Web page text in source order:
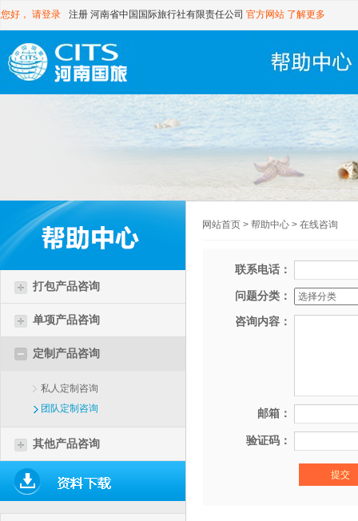
您好， 请登录 注册 河南省中国国际旅行社有限责任公司 官方网站 了解更多
打包产品咨询
单项产品咨询
定制产品咨询
私人定制咨询
团队定制咨询
其他产品咨询
网站首页 > 帮助中心 > 在线咨询
联系电话：
问题分类：
咨询内容：
邮箱：
验证码：